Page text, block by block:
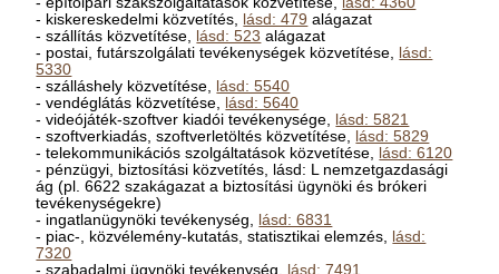
- kiskereskedelmi közvetítés, lásd: 479 alágazat
- szállítás közvetítése, lásd: 523 alágazat
- postai, futárszolgálati tevékenységek közvetítése, lásd:
5330
- szálláshely közvetítése, lásd: 5540
- vendéglátás közvetítése, lásd: 5640
- videójáték-szoftver kiadói tevékenysége, lásd: 5821
- szoftverkiadás, szoftverletöltés közvetítése, lásd: 5829
- telekommunikációs szolgáltatások közvetítése, lásd: 6120
- pénzügyi, biztosítási közvetítés, lásd: L nemzetgazdasági
ág (pl. 6622 szakágazat a biztosítási ügynöki és brókeri
tevékenységekre)
- ingatlanügynöki tevékenység, lásd: 6831
- piac-, közvélemény-kutatás, statisztikai elemzés, lásd:
7320
- szabadalmi ügynöki tevékenység, lásd: 7491